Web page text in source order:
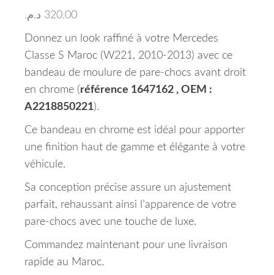
320.00 د.م.
Donnez un look raffiné à votre Mercedes
Classe S Maroc (W221, 2010-2013) avec ce
bandeau de moulure de pare-chocs avant droit
en chrome (référence 1647162 , OEM :
A2218850221).
Ce bandeau en chrome est idéal pour apporter
une finition haut de gamme et élégante à votre
véhicule.
Sa conception précise assure un ajustement
parfait, rehaussant ainsi l’apparence de votre
pare-chocs avec une touche de luxe.
Commandez maintenant pour une livraison
rapide au Maroc.